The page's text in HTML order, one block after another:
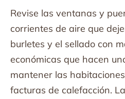
Revise las ventanas y
corrientes de aire que
burletes y el sellado con
económicas que hacen
mantener las
facturas de calefacción.